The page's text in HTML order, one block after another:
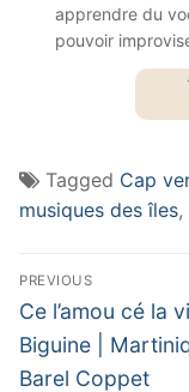
apprendre du
pouvoir
Tagged Cap
musiques des îles,
Navigation
de
l’article
PREVIOUS
Previous
post:
Ce l’amou cé la
Biguine |
Barel Coppet